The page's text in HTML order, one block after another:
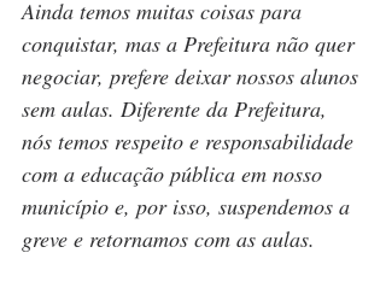
Ainda temos muitas coisas para
conquistar, mas a Prefeitura não quer
negociar, prefere deixar nossos alunos
sem aulas. Diferente da Prefeitura,
nós temos respeito e responsabilidade
com a educação pública em nosso
município e, por isso, suspendemos a
greve e retornamos com as aulas.